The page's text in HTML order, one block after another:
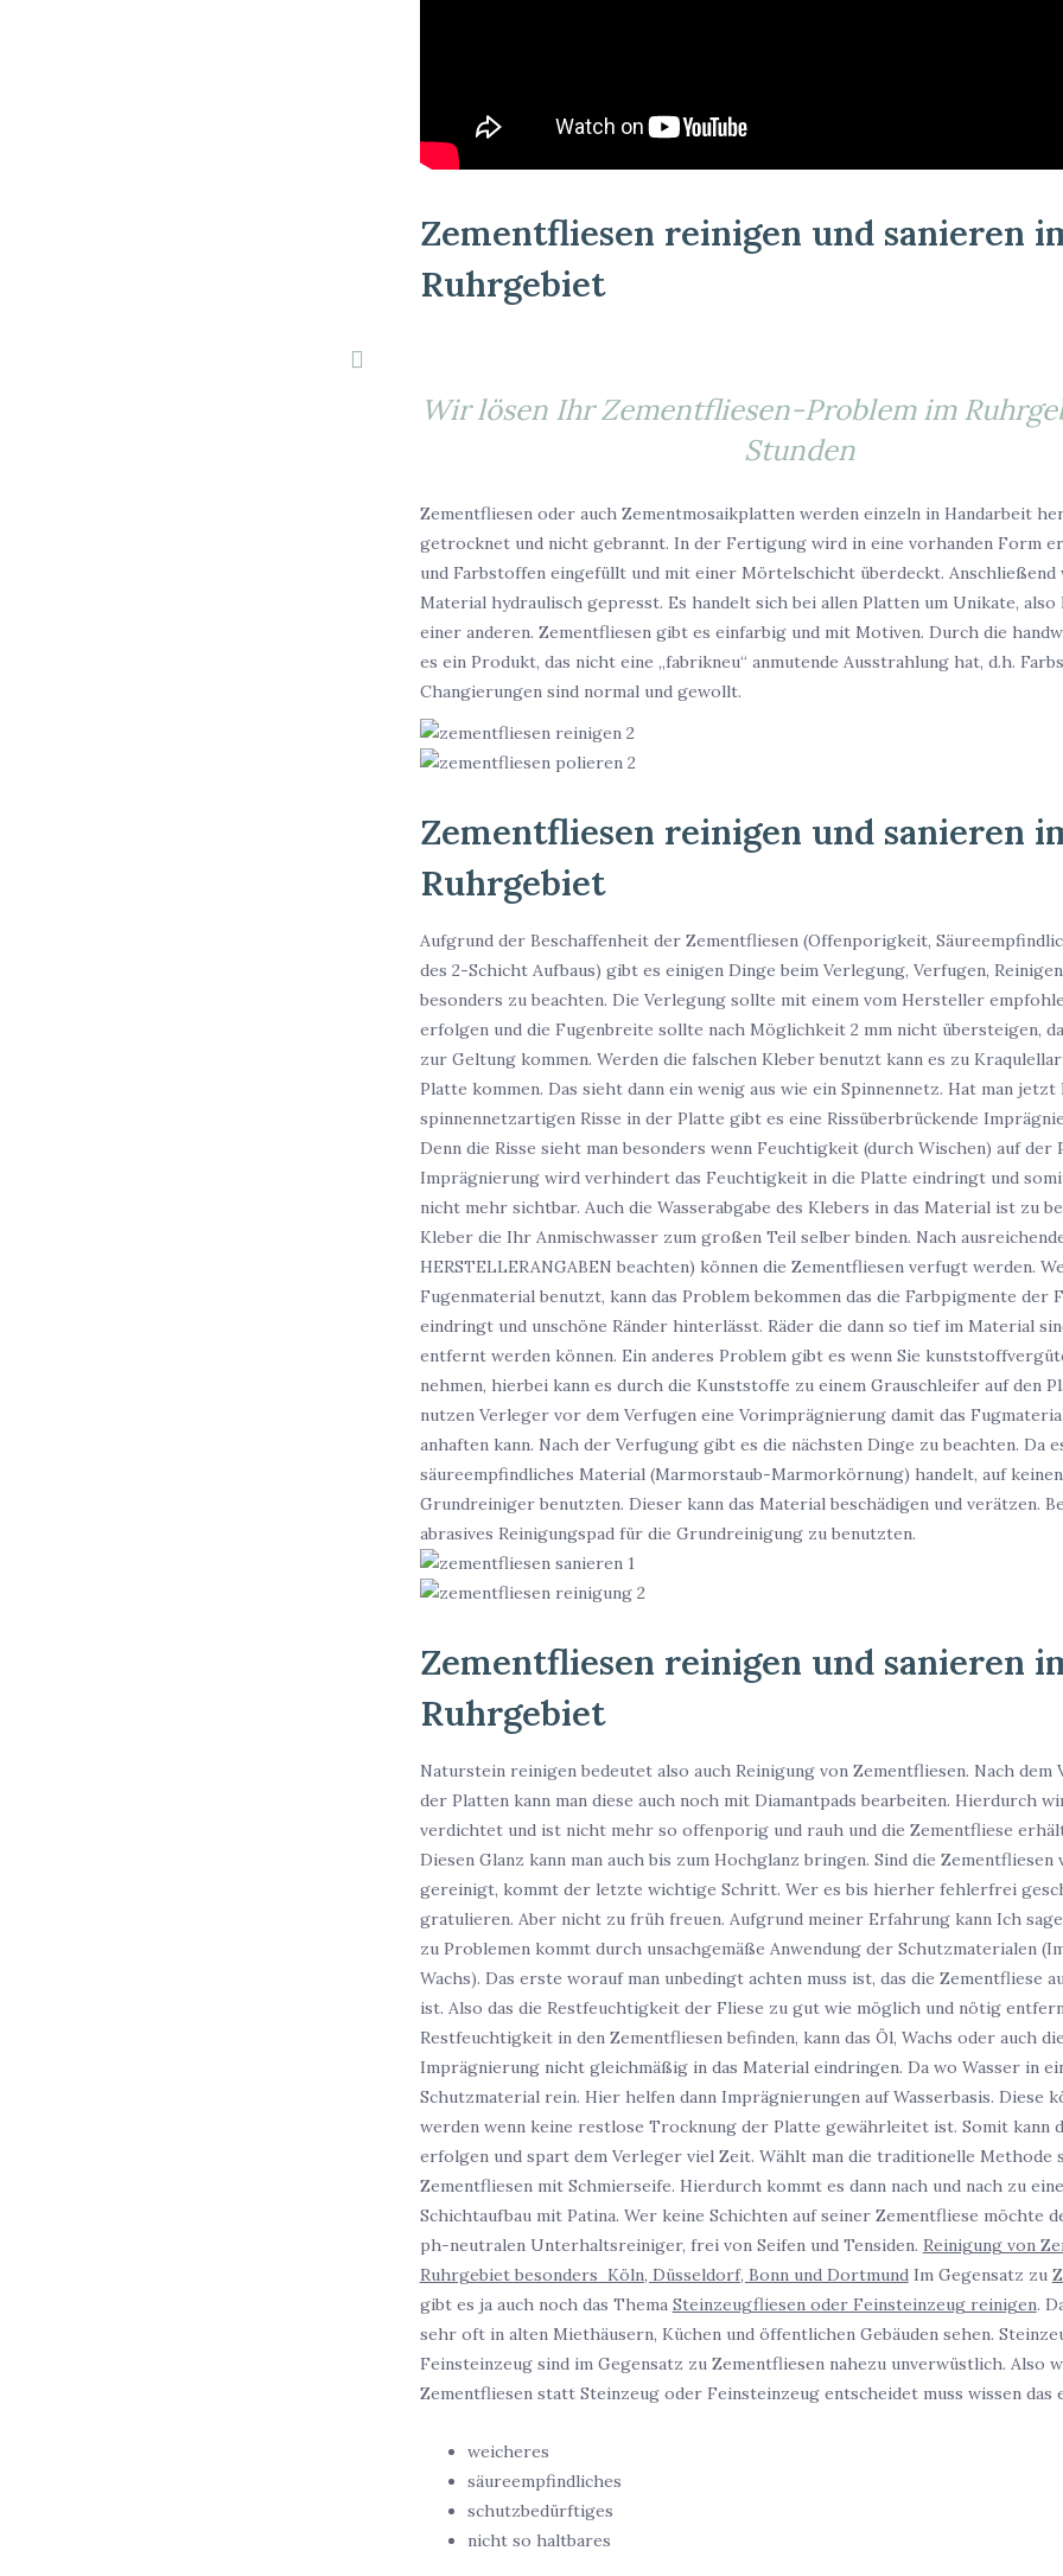
Zementfliesen reinigen und sanieren
Ruhrgebiet
Wir lösen Ihr Zementfliesen-Problem im
Stunden
Zementfliesen oder auch Zementmosaikplatten werden einzeln in Handarbeit
getrocknet und nicht gebrannt. In der Fertigung wird in eine vorhanden Form
und Farbstoffen eingefüllt und mit einer Mörtelschicht überdeckt. Anschließend
Material hydraulisch gepresst. Es handelt sich bei allen Platten um Unikate,
einer anderen. Zementfliesen gibt es einfarbig und mit Motiven. Durch die
es ein Produkt, das nicht eine „fabrikneu“ anmutende Ausstrahlung hat, d.h.
Changierungen sind normal und gewollt.
Zementfliesen reinigen und sanieren
Ruhrgebiet
Aufgrund der Beschaffenheit der Zementfliesen (Offenporigkeit,
des 2-Schicht Aufbaus) gibt es einigen Dinge beim Verlegung, Verfugen,
besonders zu beachten. Die Verlegung sollte mit einem vom Hersteller
erfolgen und die Fugenbreite sollte nach Möglichkeit 2 mm nicht übersteigen,
zur Geltung kommen. Werden die falschen Kleber benutzt kann es zu
Platte kommen. Das sieht dann ein wenig aus wie ein Spinnennetz. Hat man
spinnennetzartigen Risse in der Platte gibt es eine Rissüberbrückende
Denn die Risse sieht man besonders wenn Feuchtigkeit (durch Wischen) auf der
Imprägnierung wird verhindert das Feuchtigkeit in die Platte eindringt und
nicht mehr sichtbar. Auch die Wasserabgabe des Klebers in das Material ist zu
Kleber die Ihr Anmischwasser zum großen Teil selber binden. Nach
HERSTELLERANGABEN beachten) können die Zementfliesen verfugt werden.
Fugenmaterial benutzt, kann das Problem bekommen das die Farbpigmente der
eindringt und unschöne Ränder hinterlässt. Räder die dann so tief im Material
entfernt werden können. Ein anderes Problem gibt es wenn Sie
nehmen, hierbei kann es durch die Kunststoffe zu einem Grauschleifer auf den
nutzen Verleger vor dem Verfugen eine Vorimprägnierung damit das
anhaften kann. Nach der Verfugung gibt es die nächsten Dinge zu beachten. Da
säureempfindliches Material (Marmorstaub-Marmorkörnung) handelt, auf
Grundreiniger benutzten. Dieser kann das Material beschädigen und verätzen.
abrasives Reinigungspad für die Grundreinigung zu benutzten.
Zementfliesen reinigen und sanieren
Ruhrgebiet
Naturstein reinigen bedeutet also auch Reinigung von Zementfliesen. Nach dem
der Platten kann man diese auch noch mit Diamantpads bearbeiten. Hierdurch
verdichtet und ist nicht mehr so offenporig und rauh und die Zementfliese
Diesen Glanz kann man auch bis zum Hochglanz bringen. Sind die
gereinigt, kommt der letzte wichtige Schritt. Wer es bis hierher fehlerfrei
gratulieren. Aber nicht zu früh freuen. Aufgrund meiner Erfahrung kann Ich
zu Problemen kommt durch unsachgemäße Anwendung der Schutzmaterialen
Wachs). Das erste worauf man unbedingt achten muss ist, das die Zementfliese
ist. Also das die Restfeuchtigkeit der Fliese zu gut wie möglich und nötig
Restfeuchtigkeit in den Zementfliesen befinden, kann das Öl, Wachs oder auch
Imprägnierung nicht gleichmäßig in das Material eindringen. Da wo Wasser in
Schutzmaterial rein. Hier helfen dann Imprägnierungen auf Wasserbasis. Diese
werden wenn keine restlose Trocknung der Platte gewährleitet ist. Somit kann
erfolgen und spart dem Verleger viel Zeit. Wählt man die traditionelle Methode
Zementfliesen mit Schmierseife. Hierdurch kommt es dann nach und nach zu
Schichtaufbau mit Patina. Wer keine Schichten auf seiner Zementfliese möchte
ph-neutralen Unterhaltsreiniger, frei von Seifen und Tensiden. Reinigung von
Ruhrgebiet besonders Köln, Düsseldorf, Bonn und Dortmund Im Gegensatz zu
gibt es ja auch noch das Thema Steinzeugfliesen oder Feinsteinzeug reinigen.
sehr oft in alten Miethäusern, Küchen und öffentlichen Gebäuden sehen.
Feinsteinzeug sind im Gegensatz zu Zementfliesen nahezu unverwüstlich. Also
Zementfliesen statt Steinzeug oder Feinsteinzeug entscheidet muss wissen das
weicheres
säureempfindliches
schutzbedürftiges
nicht so haltbares